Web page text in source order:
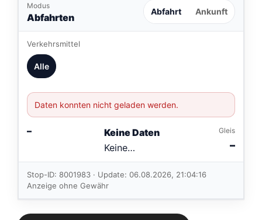
Modus
Abfahrten Abfahrt Ankunft
Verkehrsmittel
Alle
Daten konnten nicht geladen werden.
–
Keine Daten
Keine
Verbindungen
im aktuellen
Feed.
Gleis
–
Stop-ID: 8001983 · Update: 06.08.2026, 21:04:16
Anzeige ohne Gewähr